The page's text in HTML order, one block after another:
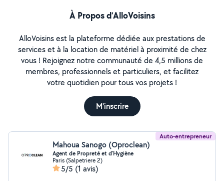
À Propos d’AlloVoisins
AlloVoisins est la plateforme dédiée aux prestations de
services et à la location de matériel à proximité de chez
vous ! Rejoignez notre communauté de 4,5 millions de
membres, professionnels et particuliers, et facilitez
votre quotidien pour tous vos projets !
M'inscrire
Auto-entrepreneur
Mahoua Sanogo (Oproclean)
Agent de Propreté et d'Hygiène
Paris (Salpetriere 2)
5/5 (1 avis)